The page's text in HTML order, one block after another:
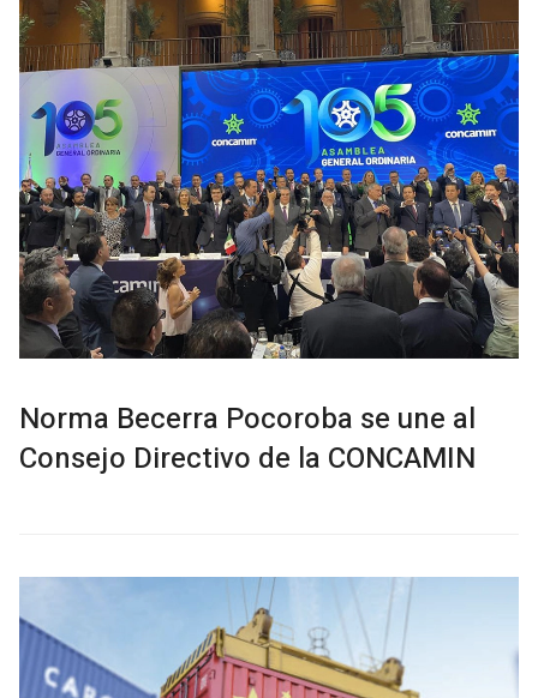
Norma Becerra Pocoroba se une al
Consejo Directivo de la CONCAMIN